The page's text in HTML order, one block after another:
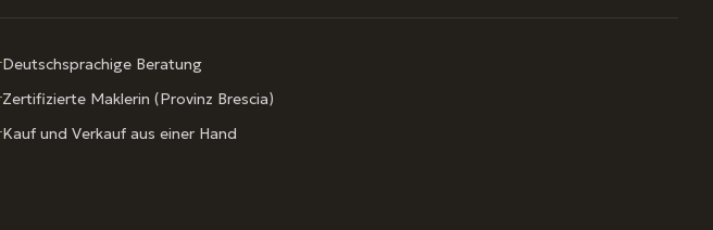
Deutschsprachige Beratung
Zertifizierte Maklerin (Provinz Brescia)
Kauf und Verkauf aus einer Hand